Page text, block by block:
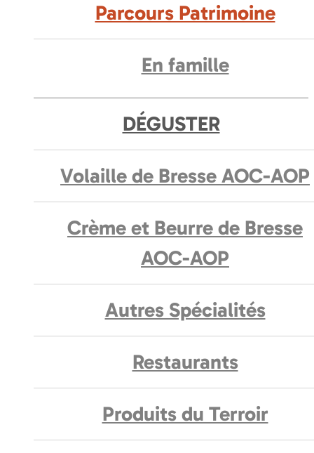
Parcours Patrimoine
En famille
DÉGUSTER
Volaille de Bresse AOC-AOP
Crème et Beurre de Bresse
AOC-AOP
Autres Spécialités
Restaurants
Produits du Terroir